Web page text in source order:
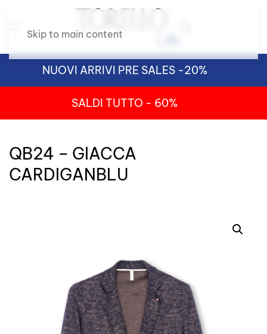
Skip to main content
NUOVI ARRIVI PRE SALES -20%
SALDI TUTTO - 60%
QB24 – GIACCA
CARDIGANBLU